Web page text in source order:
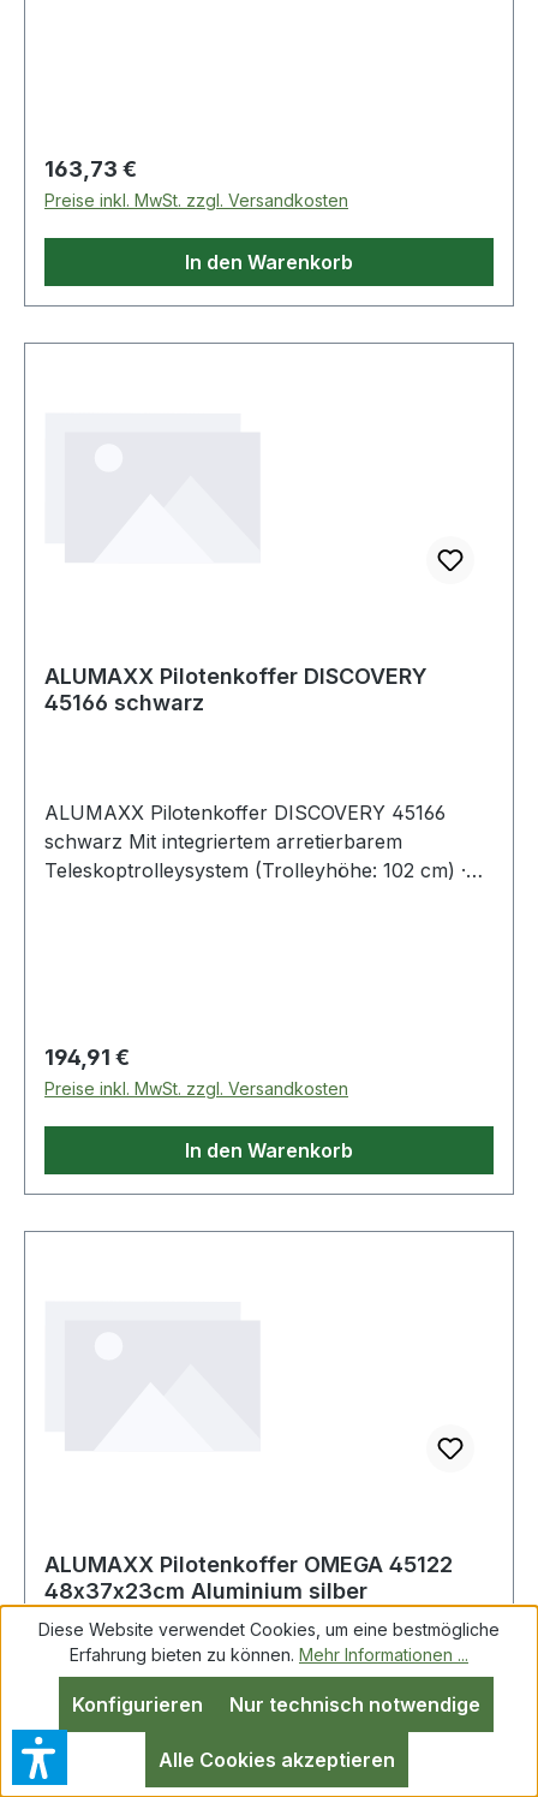
Regulärer Preis:
163,73 €
Preise inkl. MwSt. zzgl. Versandkosten
In den Warenkorb
ALUMAXX Pilotenkoffer DISCOVERY
45166 schwarz
ALUMAXX Pilotenkoffer DISCOVERY 45166
schwarz Mit integriertem arretierbarem
Teleskoptrolleysystem (Trolleyhöhe: 102 cm) ·
Regulärer Preis:
194,91 €
Preise inkl. MwSt. zzgl. Versandkosten
In den Warenkorb
ALUMAXX Pilotenkoffer OMEGA 45122
48x37x23cm Aluminium silber
ALUMAXX Pilotenkoffer OMEGA 45122
48x37x23cm Aluminium silber Pilotenkoffer
OMEGA hat verstärkten Kanten. Weitere
technische Eigenschaften: · Art der Schließung:
Diese Website verwendet Cookies, um eine bestmögliche
Erfahrung bieten zu können. Mehr Informationen ...
Nur technisch notwendige
Konfigurieren
Alle Cookies akzeptieren